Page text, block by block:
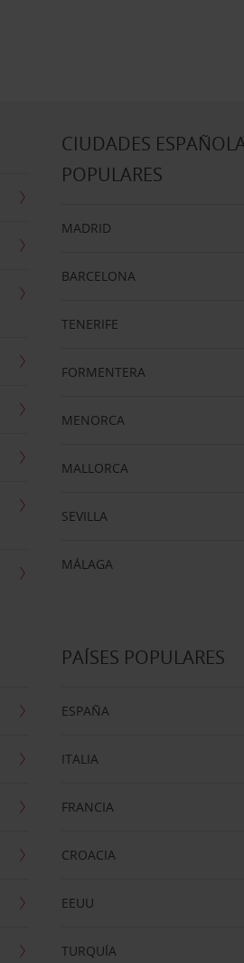
CIUDADES
POPULARES
MADRID
BARCELONA
TENERIFE
FORMENTERA
MENORCA
MALLORCA
SEVILLA
MÁLAGA
PAÍSES POPULARES
ESPAÑA
ITALIA
FRANCIA
CROACIA
EEUU
TURQUÍA